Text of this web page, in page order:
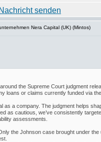
Nera Capital (UK) (Mintos)
the Supreme Court judgment
loans or claims currently funded via the
as a company. The judgment helps
as cautious, we’ve consistently
assessments.
the Johnson case brought under